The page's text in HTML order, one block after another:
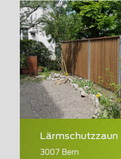
Lärmschutzzaun
3007 Bern